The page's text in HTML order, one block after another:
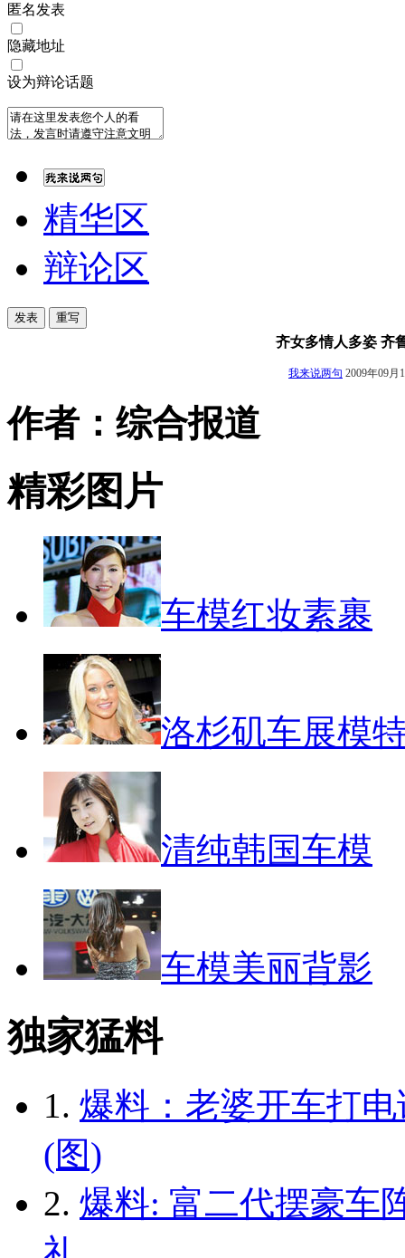
匿名发表
隐藏地址
设为辩论话题
精华区
辩论区
齐女多情人多姿 齐
我来说两句 2009年09月
作者：综合报道
精彩图片
车模红妆素裹
洛杉矶车展模
清纯韩国车模
车模美丽背影
独家猛料
1. 爆料：老婆开车打
(图)
2. 爆料: 富二代摆豪车